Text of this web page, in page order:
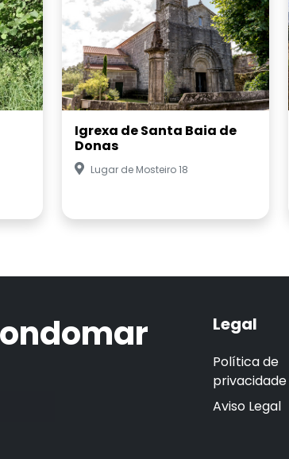
Igrexa de Santa Baia de
Donas
Lugar de Mosteiro 18
Legal
Política de
privacidade
Aviso Legal